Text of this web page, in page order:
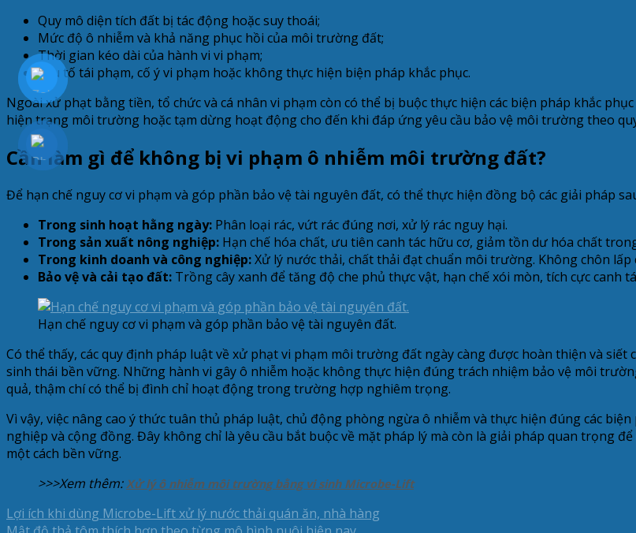
Quy mô diện tích đất bị tác động hoặc suy thoái;
Mức độ ô nhiễm và khả năng phục hồi của môi trường đất;
Thời gian kéo dài của hành vi vi phạm;
Yếu tố tái phạm, cố ý vi phạm hoặc không thực hiện biện pháp khắc phục.
Ngoài xử phạt bằng tiền, tổ chức và cá nhân vi phạm còn có thể bị buộc thực hiện các biện pháp khắc
hiện trạng môi trường hoặc tạm dừng hoạt động cho đến khi đáp ứng yêu cầu bảo vệ môi trường theo
Cần làm gì để không bị vi phạm ô nhiễm môi trường đất?
Để hạn chế nguy cơ vi phạm và góp phần bảo vệ tài nguyên đất, có thể thực hiện đồng bộ các giải pháp
Trong sinh hoạt hằng ngày: Phân loại rác, vứt rác đúng nơi, xử lý rác nguy hại.
Trong sản xuất nông nghiệp: Hạn chế hóa chất, ưu tiên canh tác hữu cơ, giảm tồn dư hóa chất
Trong kinh doanh và công nghiệp:Xử lý nước thải, chất thải đạt chuẩn môi trường. Không chôn
Bảo vệ và cải tạo đất: Trồng cây xanh để tăng độ che phủ thực vật, hạn chế xói mòn, tích cực canh
Hạn chế nguy cơ vi phạm và góp phần bảo vệ tài nguyên đất.
Có thể thấy, các quy định pháp luật về xử phạt vi phạm môi trường đất ngày càng được hoàn thiện và
sinh thái bền vững. Những hành vi gây ô nhiễm hoặc không thực hiện đúng trách nhiệm bảo vệ môi
quả, thậm chí có thể bị đình chỉ hoạt động trong trường hợp nghiêm trọng.
Vì vậy, việc nâng cao ý thức tuân thủ pháp luật, chủ động phòng ngừa ô nhiễm và thực hiện đúng các
nghiệp và cộng đồng. Đây không chỉ là yêu cầu bắt buộc về mặt pháp lý mà còn là giải pháp quan trọng
một cách bền vững.
>>>Xem thêm: Xử lý ô nhiễm môi trường bằng vi sinh Microbe-Lift
Lợi ích khi dùng Microbe-Lift xử lý nước thải quán ăn, nhà hàng